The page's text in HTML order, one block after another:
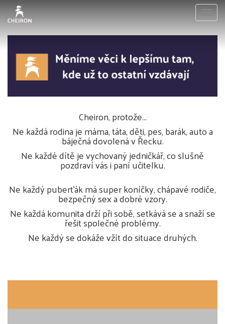
Cheiron, protože...
Ne každá rodina je máma, táta, děti, pes, barák, auto a
báječná dovolená v Řecku.
Ne každé dítě je vychovaný jedničkář, co slušně
pozdraví vás i paní učitelku.
Ne každý puberťák má super koníčky, chápavé rodiče,
bezpečný sex a dobré vzory.
Ne každá komunita drží při sobě, setkává se a snaží se
řešit společné problémy.
Ne každý se dokáže vžít do situace druhých.